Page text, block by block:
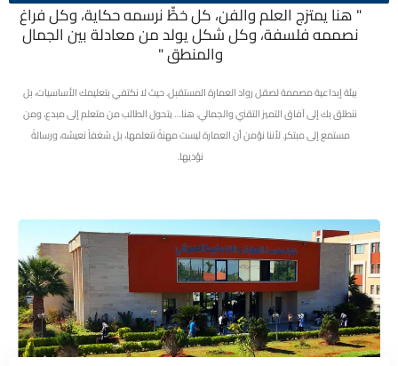
" هنا يمتزج العلم والفن، كل خطٍّ نرسمه حكاية، وكل فراغ
نصممه فلسفة، وكل شكل يولد من معادلة بين الجمال
والمنطق "
بيئة إبداعية مصممة لصقل رواد العمارة المستقبل. حيث لا نكتفي بتعليمك الأساسيات، بل
ننطلق بك إلى آفاق التميز التقني والجمالي. هنا… يتحول الطالب من متعلم إلى مبدع، ومن
مستمع إلى مبتكر. لأننا نؤمن أن العمارة ليست مهنةً نتعلمها، بل شغفاً نعيشه، ورسالةً
نؤديها.